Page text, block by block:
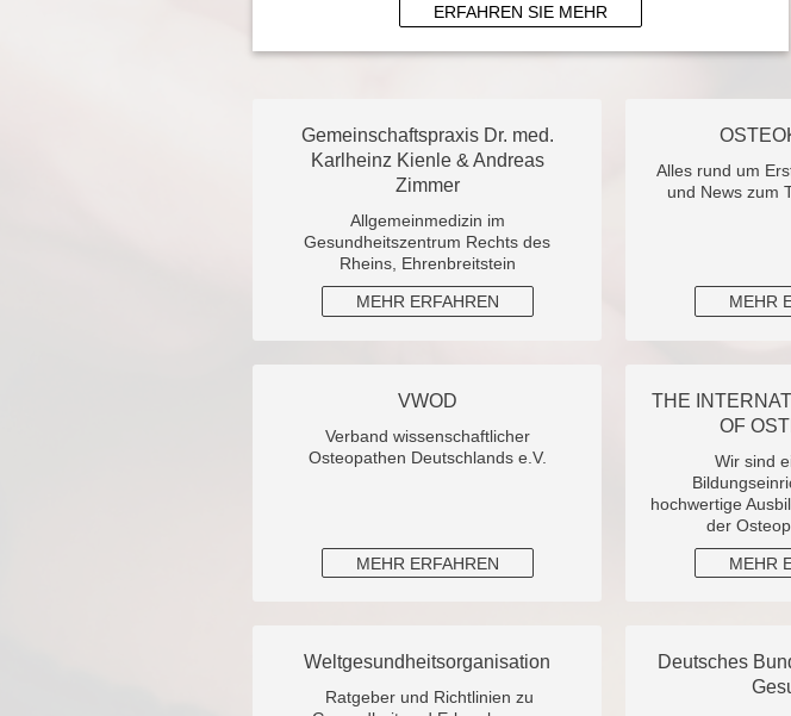
ERFAHREN SIE MEHR
Gemeinschaftspraxis Dr. med.
Karlheinz Kienle & Andreas
Zimmer
Allgemeinmedizin im
Gesundheitszentrum Rechts des
Rheins, Ehrenbreitstein
MEHR ERFAHREN
Alles rund um
und News zum
MEHR
VWOD
Verband wissenschaftlicher
Osteopathen Deutschlands e.V.
MEHR ERFAHREN
THE
OF
Wir sind
hochwertige
der
MEHR
Weltgesundheitsorganisation
Ratgeber und Richtlinien zu
Deutsches